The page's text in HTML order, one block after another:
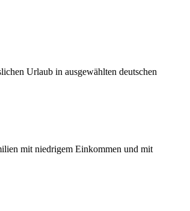
Urlaub in ausgewählten deutschen
mit niedrigem Einkommen und mit